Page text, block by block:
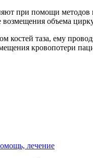
при помощи методов
возмещения объема
костей таза, ему
кровопотери
лечение